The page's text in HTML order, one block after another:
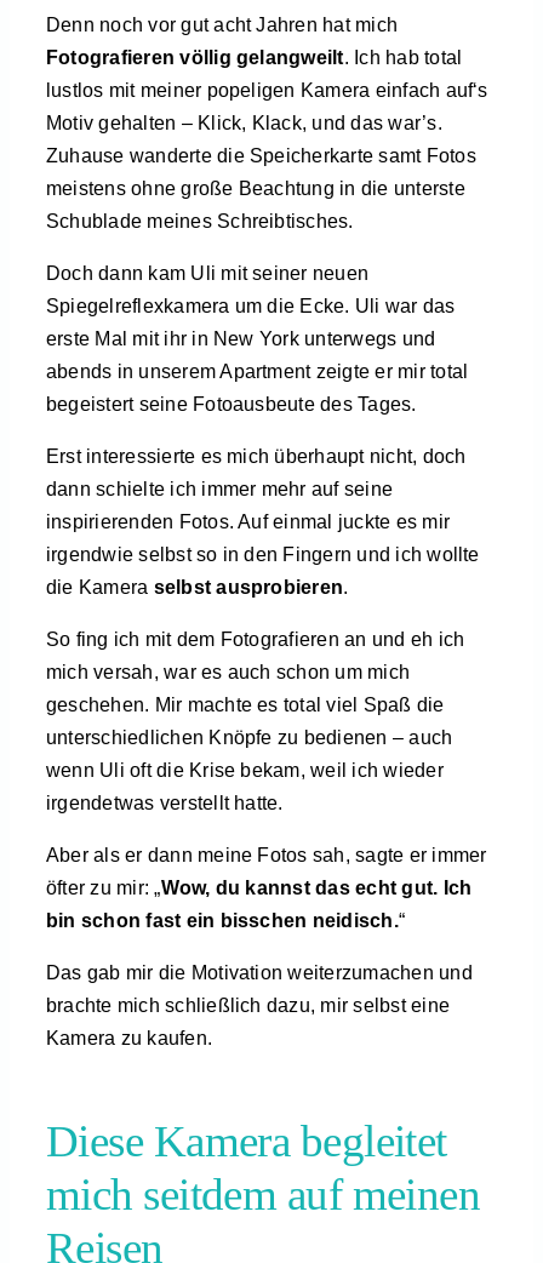
Denn noch vor gut acht Jahren hat mich
Fotografieren völlig gelangweilt. Ich hab total
lustlos mit meiner popeligen Kamera einfach auf‘s
Motiv gehalten – Klick, Klack, und das war’s.
Zuhause wanderte die Speicherkarte samt Fotos
meistens ohne große Beachtung in die unterste
Schublade meines Schreibtisches.
Doch dann kam Uli mit seiner neuen
Spiegelreflexkamera um die Ecke. Uli war das
erste Mal mit ihr in New York unterwegs und
abends in unserem Apartment zeigte er mir total
begeistert seine Fotoausbeute des Tages.
Erst interessierte es mich überhaupt nicht, doch
dann schielte ich immer mehr auf seine
inspirierenden Fotos. Auf einmal juckte es mir
irgendwie selbst so in den Fingern und ich wollte
die Kamera selbst ausprobieren.
So fing ich mit dem Fotografieren an und eh ich
mich versah, war es auch schon um mich
geschehen. Mir machte es total viel Spaß die
unterschiedlichen Knöpfe zu bedienen – auch
wenn Uli oft die Krise bekam, weil ich wieder
irgendetwas verstellt hatte.
Aber als er dann meine Fotos sah, sagte er immer
öfter zu mir: „Wow, du kannst das echt gut. Ich
bin schon fast ein bisschen neidisch.“
Das gab mir die Motivation weiterzumachen und
brachte mich schließlich dazu, mir selbst eine
Kamera zu kaufen.
Diese Kamera begleitet
mich seitdem auf meinen
Reisen